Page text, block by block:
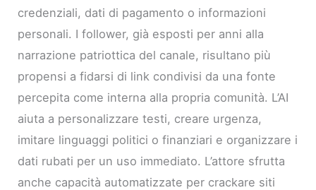
credenziali, dati di pagamento o informazioni
personali. I follower, già esposti per anni alla
narrazione patriottica del canale, risultano più
propensi a fidarsi di link condivisi da una fonte
percepita come interna alla propria comunità. L’AI
aiuta a personalizzare testi, creare urgenza,
imitare linguaggi politici o finanziari e organizzare i
dati rubati per un uso immediato. L’attore sfrutta
anche capacità automatizzate per crackare siti